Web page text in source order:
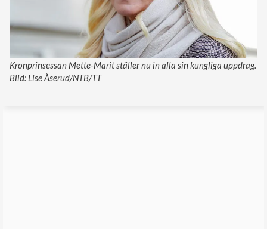
Kronprinsessan Mette-Marit ställer nu in alla sin kungliga uppdrag.
Bild: Lise Åserud/NTB/TT